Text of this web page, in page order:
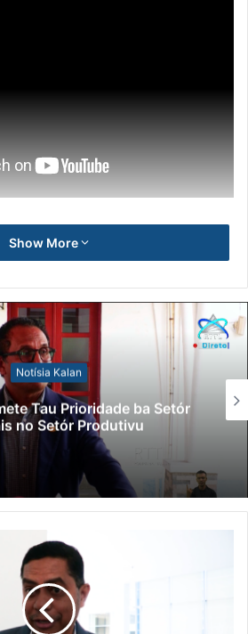
Show More
Notísia Kalan
Tau Prioridade ba Setór
no Setór Produtivu